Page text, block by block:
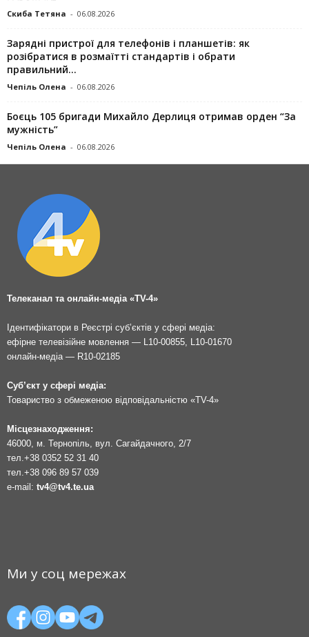
Скиба Тетяна - 06.08.2026
Зарядні пристрої для телефонів і планшетів: як
розібратися в розмаїтті стандартів і обрати
правильний...
Чепіль Олена - 06.08.2026
Боєць 105 бригади Михайло Дерлиця отримав орден “За
мужність”
Чепіль Олена - 06.08.2026
Телеканал та онлайн-медіа «TV-4»
Ідентифікатори в Реєстрі суб’єктів у сфері медіа:
ефірне телевізійне мовлення — L10-00855, L10-01670
онлайн-медіа — R10-02185
Суб’єкт у сфері медіа:
Товариство з обмеженою відповідальністю «TV-4»
Місцезнаходження:
46000, м. Тернопіль, вул. Сагайдачного, 2/7
тел. +38 0352 52 31 40
тел. +38 096 89 57 039
e-mail: tv4@tv4.te.ua
Ми у соц мережах